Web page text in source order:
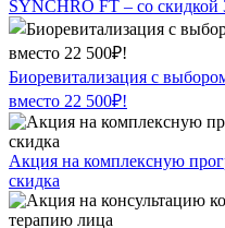
SYNCHRO FT – со скидкой
Биоревитализация с
вместо 22 500₽!
Акция на комплексную
скидка